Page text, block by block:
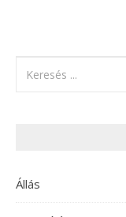
Állás